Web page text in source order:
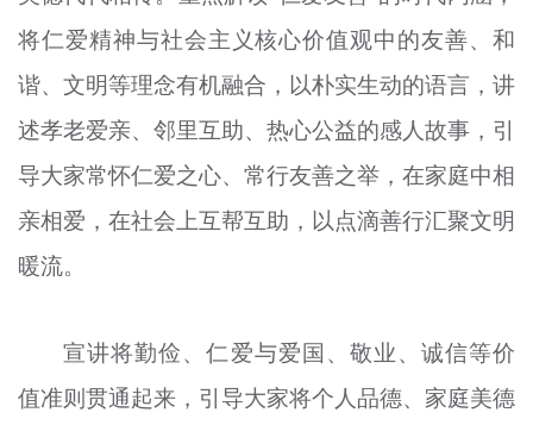
将仁爱精神与社会主义核心价值观中的友善、和
谐、文明等理念有机融合，以朴实生动的语言，讲
述孝老爱亲、邻里互助、热心公益的感人故事，引
导大家常怀仁爱之心、常行友善之举，在家庭中相
亲相爱，在社会上互帮互助，以点滴善行汇聚文明
暖流。
宣讲将勤俭、仁爱与爱国、敬业、诚信等价
值准则贯通起来，引导大家将个人品德、家庭美德